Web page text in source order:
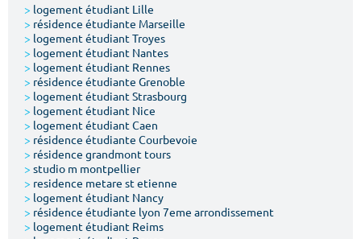
> logement étudiant Lille
> résidence étudiante Marseille
> logement étudiant Troyes
> logement étudiant Nantes
> logement étudiant Rennes
> résidence étudiante Grenoble
> logement étudiant Strasbourg
> logement étudiant Nice
> logement étudiant Caen
> résidence étudiante Courbevoie
> résidence grandmont tours
> studio m montpellier
> residence metare st etienne
> logement étudiant Nancy
> résidence étudiante lyon 7eme arrondissement
> logement étudiant Reims